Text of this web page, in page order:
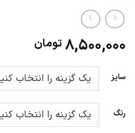
8,500,000 تومان
سایز
رنگ